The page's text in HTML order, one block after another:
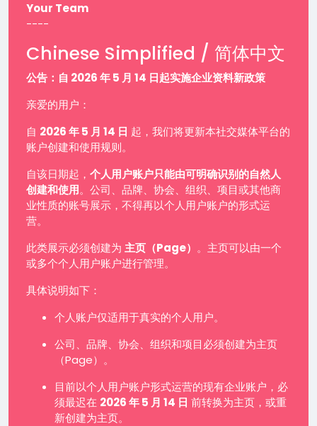
Your Team
----
Chinese Simplified / 简体中文
公告：自 2026 年 5 月 14 日起实施企业资料新政策
亲爱的用户：
自 2026 年 5 月 14 日 起，我们将更新本社交媒体平台的
账户创建和使用规则。
自该日期起， 个人用户账户只能由可明确识别的自然人
创建和使用。公司、品牌、协会、组织、项目或其他商
业性质的账号展示，不得再以个人用户账户的形式运
营。
此类展示必须创建为 主页（Page） 。主页可以由一个
或多个个人用户账户进行管理。
具体说明如下：
个人账户仅适用于真实的个人用户。
公司、品牌、协会、组织和项目必须创建为主页
（Page）。
目前以个人用户账户形式运营的现有企业账户，必
须最迟在 2026 年 5 月 14 日 前转换为主页，或重
新创建为主页。